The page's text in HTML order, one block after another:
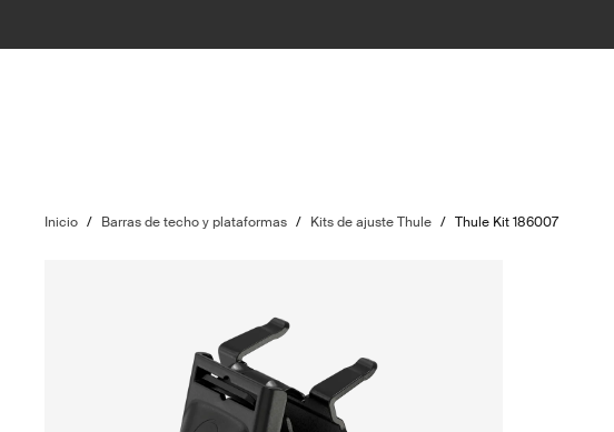
Inicio / Barras de techo y plataformas / Kits de ajuste Thule / Thule Kit 186007